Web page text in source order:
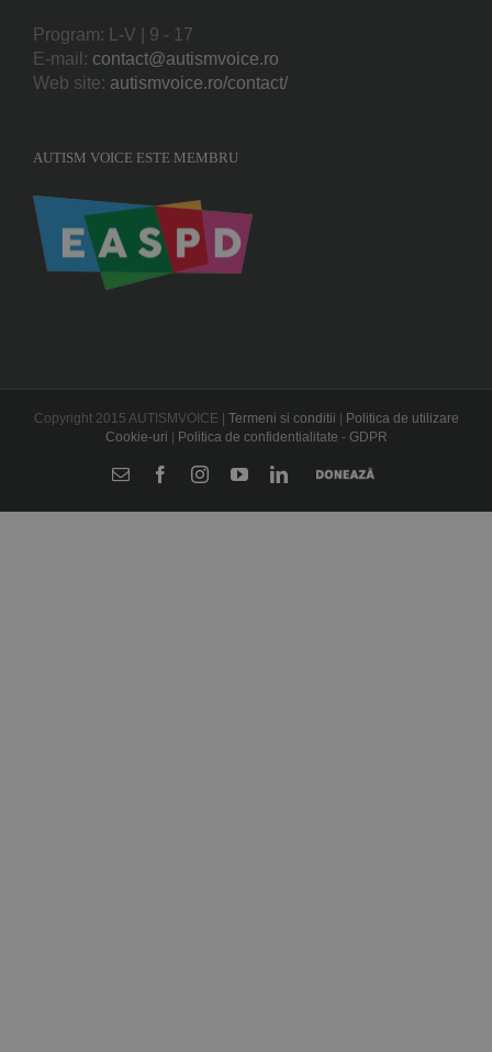
Program: L-V | 9 - 17
E-mail: contact@autismvoice.ro
Web site: autismvoice.ro/contact/
AUTISM VOICE ESTE MEMBRU
Copyright 2015 AUTISMVOICE | Termeni si conditii
Politica de utilizare
Cookie-uri
Politica de confidentialitate - GDPR
E-
FacebookInstagramYouTubeLinkedIn
Donează